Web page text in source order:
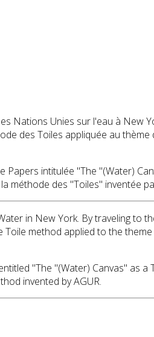
Nations Unies sur l'eau à New
des Toiles appliquée au
intitulée "The "(Water)
méthode des "Toiles" inventée
in New York. By traveling to
method applied to the
"The "(Water) Canvas" as a
invented by AGUR.